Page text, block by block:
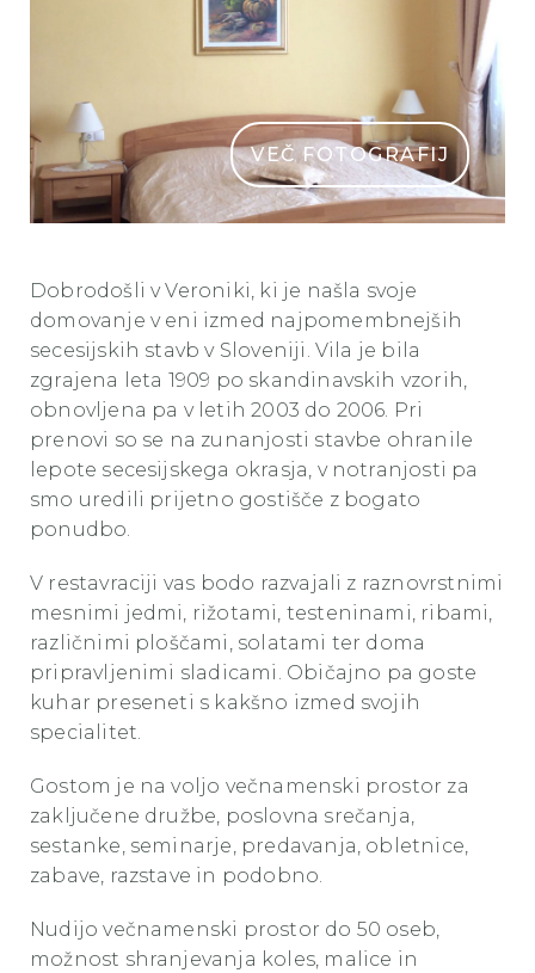
VEČ FOTOGRAFIJ
Dobrodošli v Veroniki, ki je našla svoje
domovanje v eni izmed najpomembnejših
secesijskih stavb v Sloveniji. Vila je bila
zgrajena leta 1909 po skandinavskih vzorih,
obnovljena pa v letih 2003 do 2006. Pri
prenovi so se na zunanjosti stavbe ohranile
lepote secesijskega okrasja, v notranjosti pa
smo uredili prijetno gostišče z bogato
ponudbo.
V restavraciji vas bodo razvajali z raznovrstnimi
mesnimi jedmi, rižotami, testeninami, ribami,
različnimi ploščami, solatami ter doma
pripravljenimi sladicami. Običajno pa goste
kuhar preseneti s kakšno izmed svojih
specialitet.
Gostom je na voljo večnamenski prostor za
zaključene družbe, poslovna srečanja,
sestanke, seminarje, predavanja, obletnice,
zabave, razstave in podobno.
Nudijo večnamenski prostor do 50 oseb,
možnost shranjevanja koles, malice in